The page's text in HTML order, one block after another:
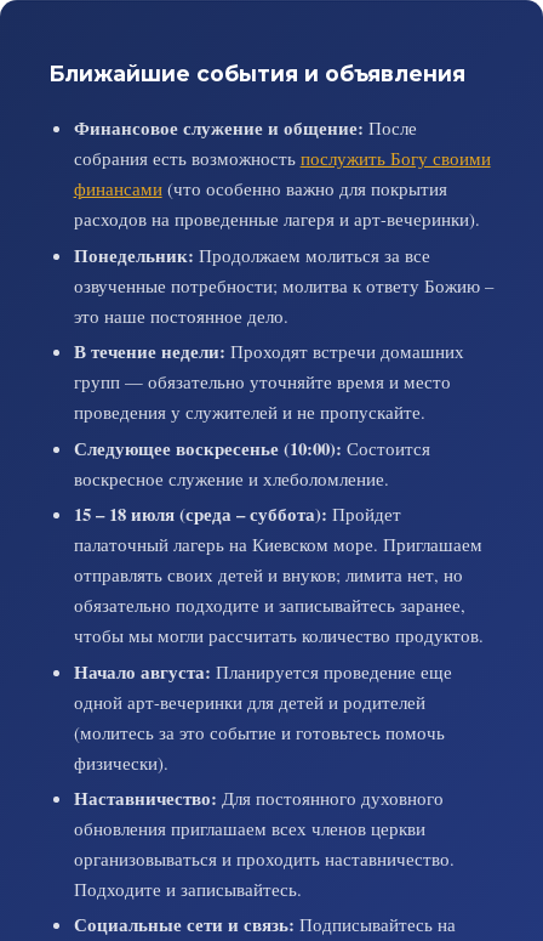
Ближайшие события и объявления
Финансовое служение и общение: После
собрания есть возможность послужить Богу своими
финансами(что особенно важно для покрытия
расходов на проведенные лагеря и арт-вечеринки).
Понедельник: Продолжаем молиться за все
озвученные потребности; молитва к ответу Божию –
это наше постоянное дело.
В течение недели: Проходят встречи домашних
групп — обязательно уточняйте время и место
проведения у служителей и не пропускайте.
Следующее воскресенье (10:00): Состоится
воскресное служение и хлеболомление.
15 – 18 июля (среда – суббота): Пройдет
палаточный лагерь на Киевском море. Приглашаем
отправлять своих детей и внуков; лимита нет, но
обязательно подходите и записывайтесь заранее,
чтобы мы могли рассчитать количество продуктов.
Начало августа: Планируется проведение еще
одной арт-вечеринки для детей и родителей
(молитесь за это событие и готовьтесь помочь
физически).
Наставничество: Для постоянного духовного
обновления приглашаем всех членов церкви
организовываться и проходить наставничество.
Подходите и записывайтесь.
Социальные сети и связь: Подписывайтесь на